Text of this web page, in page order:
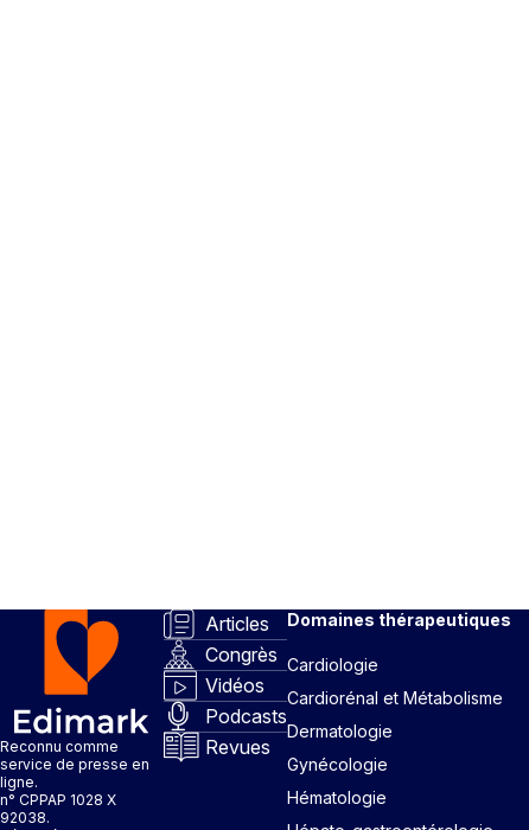
Reconnu comme
service de presse en
ligne.
n° CPPAP 1028 X
92038.
Articles
Congrès
Vidéos
Podcasts
Revues
Domaines thérapeutiques
Cardiologie
Cardiorénal et Métabolisme
Dermatologie
Gynécologie
Hématologie